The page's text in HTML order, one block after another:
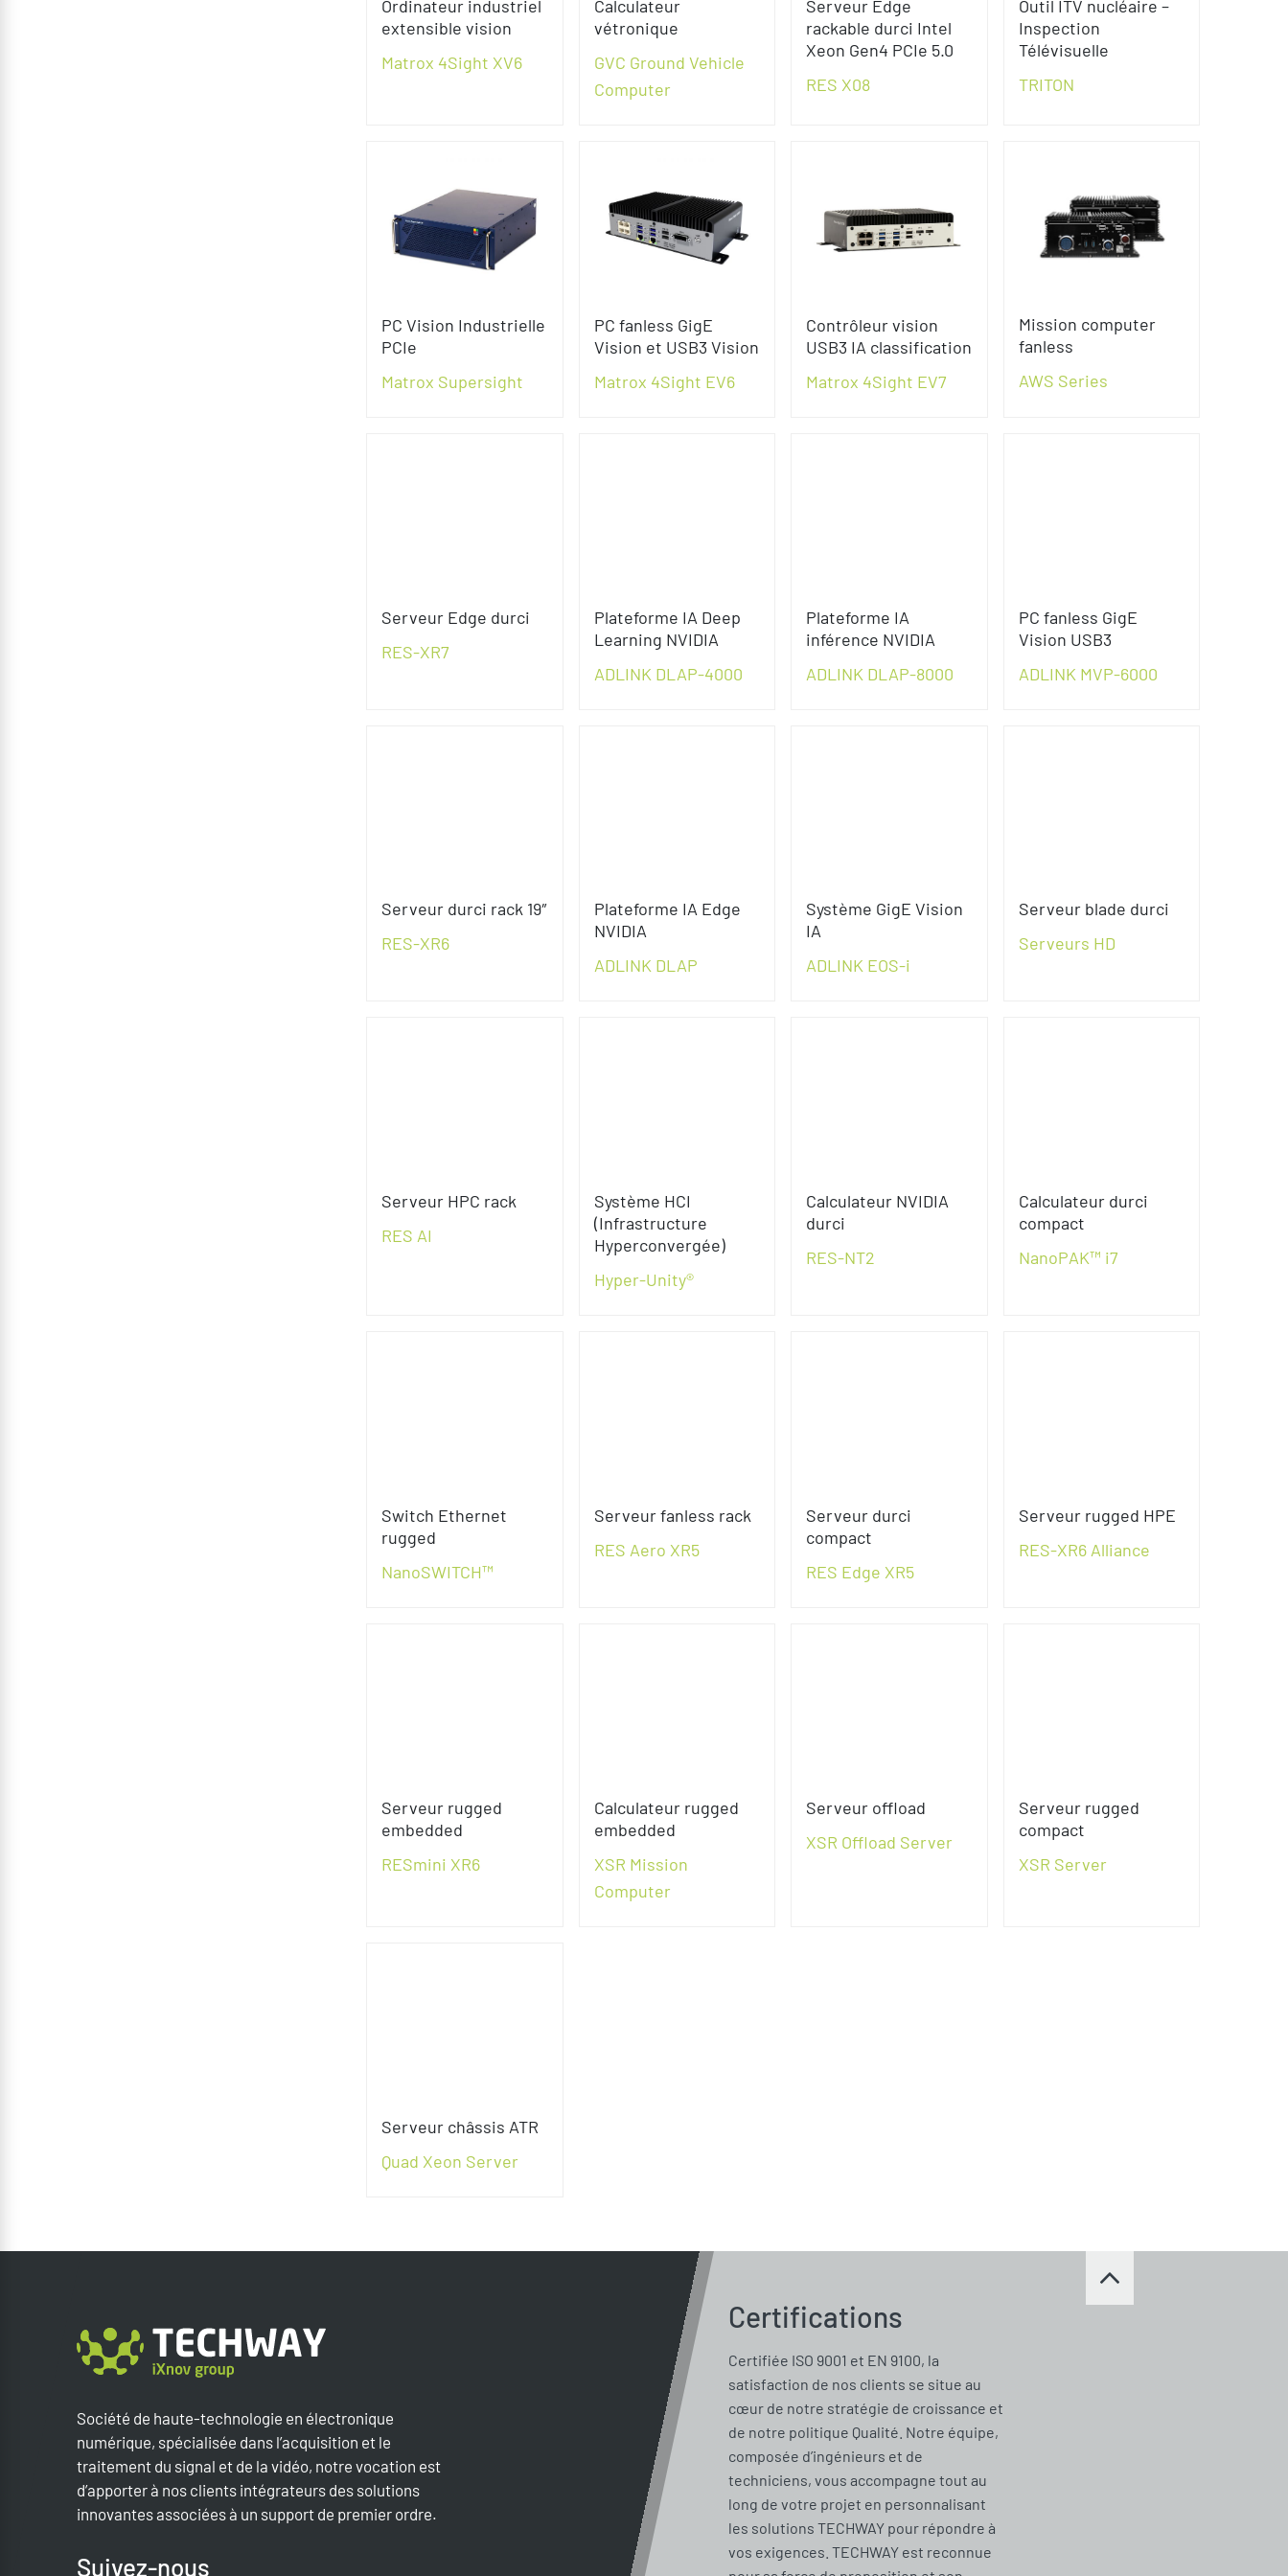
Ordinateur industriel
extensible vision
Matrox 4Sight XV6
Calculateur
vétronique
GVC Ground Vehicle
Computer
Serveur Edge
rackable durci Intel
Xeon Gen4 PCIe 5.0
RES X08
Outil ITV nucléaire –
Inspection
Télévisuelle
TRITON
PC Vision Industrielle
PCIe
Matrox Supersight
PC fanless GigE
Vision et USB3 Vision
Matrox 4Sight EV6
Contrôleur vision
USB3 IA classification
Matrox 4Sight EV7
Mission computer
fanless
AWS Series
Serveur Edge durci
RES-XR7
Plateforme IA Deep
Learning NVIDIA
ADLINK DLAP-4000
Plateforme IA
inférence NVIDIA
ADLINK DLAP-8000
PC fanless GigE
Vision USB3
ADLINK MVP-6000
Serveur durci rack 19″
RES-XR6
Plateforme IA Edge
NVIDIA
ADLINK DLAP
Système GigE Vision
IA
ADLINK EOS-i
Serveur blade durci
Serveurs HD
Serveur HPC rack
RES AI
Système HCI
(Infrastructure
Hyperconvergée)
Hyper-Unity®
Calculateur NVIDIA
durci
RES-NT2
Calculateur durci
compact
NanoPAK™ i7
Switch Ethernet
rugged
NanoSWITCH™
Serveur fanless rack
RES Aero XR5
Serveur durci
compact
RES Edge XR5
Serveur rugged HPE
RES-XR6 Alliance
Serveur rugged
embedded
RESmini XR6
Calculateur rugged
embedded
XSR Mission
Computer
Serveur offload
XSR Offload Server
Serveur rugged
compact
XSR Server
Serveur châssis ATR
Quad Xeon Server
Société de haute-technologie en électronique
numérique, spécialisée dans l’acquisition et le
traitement du signal et de la vidéo, notre vocation est
d’apporter à nos clients intégrateurs des solutions
innovantes associées à un support de premier ordre.
Suivez-nous
Certifications
Certifiée ISO 9001 et EN 9100, la
satisfaction de nos clients se situe au
cœur de notre stratégie de croissance et
de notre politique Qualité. Notre équipe,
composée d’ingénieurs et de
techniciens, vous accompagne tout au
long de votre projet en personnalisant
les solutions TECHWAY pour répondre à
vos exigences. TECHWAY est reconnue